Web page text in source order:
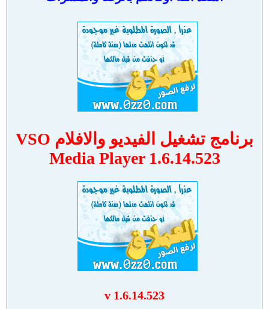
برنامج تشغيل الفيديو والافلام VSO
Media Player 1.6.14.523
v 1.6.14.523